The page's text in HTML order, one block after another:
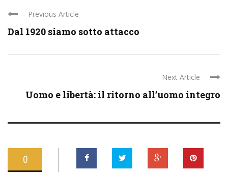
Previous Article
Dal 1920 siamo sotto attacco
Next Article
Uomo e libertà: il ritorno all’uomo integro
0